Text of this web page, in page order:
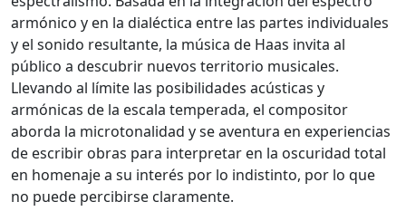
armónico y en la dialéctica entre las partes individuales
y el sonido resultante, la música de Haas invita al
público a descubrir nuevos territorio musicales.
Llevando al límite las posibilidades acústicas y
armónicas de la escala temperada, el compositor
aborda la microtonalidad y se aventura en experiencias
de escribir obras para interpretar en la oscuridad total
en homenaje a su interés por lo indistinto, por lo que
no puede percibirse claramente.